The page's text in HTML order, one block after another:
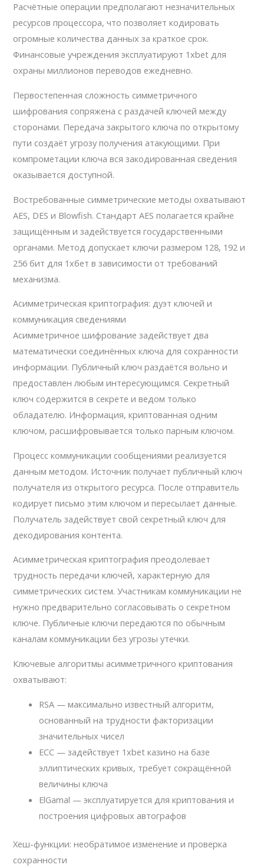
Расчётные операции предполагают незначительных
ресурсов процессора, что позволяет кодировать
огромные количества данных за краткое срок.
Финансовые учреждения эксплуатируют 1xbet для
охраны миллионов переводов ежедневно.
Первостепенная сложность симметричного
шифрования сопряжена с раздачей ключей между
сторонами. Передача закрытого ключа по открытому
пути создаёт угрозу получения атакующими. При
компрометации ключа вся закодированная сведения
оказывается доступной.
Востребованные симметрические методы охватывают
AES, DES и Blowfish. Стандарт AES полагается крайне
защищённым и задействуется государственными
органами. Метод допускает ключи размером 128, 192 и
256 бит для 1хбет в зависимости от требований
механизма.
Асимметрическая криптография: дуэт ключей и
коммуникация сведениями
Асимметричное шифрование задействует два
математически соединённых ключа для сохранности
информации. Публичный ключ раздаётся вольно и
предоставлен любым интересующимся. Секретный
ключ содержится в секрете и ведом только
обладателю. Информация, криптованная одним
ключом, расшифровывается только парным ключом.
Процесс коммуникации сообщениями реализуется
данным методом. Источник получает публичный ключ
получателя из открытого ресурса. После отправитель
кодирует письмо этим ключом и пересылает данные.
Получатель задействует свой секретный ключ для
декодирования контента.
Асимметрическая криптография преодолевает
трудность передачи ключей, характерную для
симметрических систем. Участникам коммуникации не
нужно предварительно согласовывать о секретном
ключе. Публичные ключи передаются по обычным
каналам коммуникации без угрозы утечки.
Ключевые алгоритмы асимметричного криптования
охватывают:
RSA — максимально известный алгоритм,
основанный на трудности факторизации
значительных чисел
ECC — задействует 1xbet казино на базе
эллиптических кривых, требует сокращённой
величины ключа
ElGamal — эксплуатируется для криптования и
построения цифровых автографов
Хеш-функции: необратимое изменение и проверка
сохранности